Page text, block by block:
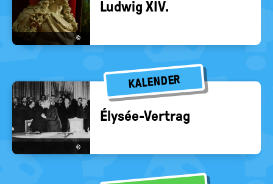
©
Lud­wig XIV.
KALENDER
©
Élysée-​Vertrag